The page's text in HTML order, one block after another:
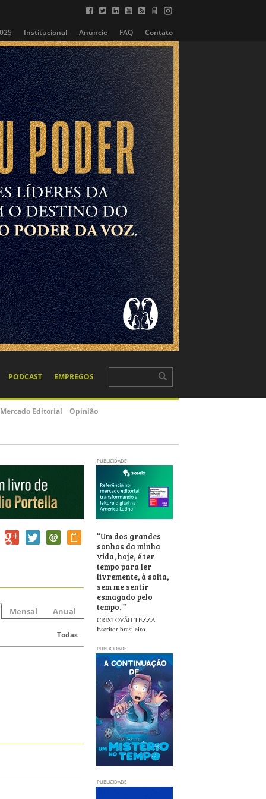
Institucional Anuncie FAQ Contato
PODCAST EMPREGOS
Mercado Editorial Opinião
PUBLICIDADE
Mensal Anual
Todas
“Um dos grandes
sonhos da minha
vida, hoje, é ter
tempo para ler
livremente, à solta,
sem me sentir
esmagado pelo
tempo.”
CRISTOVÃO TEZZA
Escritor brasileiro
PUBLICIDADE
PUBLICIDADE